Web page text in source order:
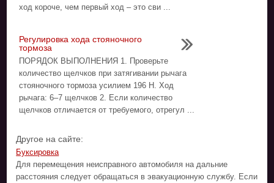
ход короче, чем первый ход – это сви ...
Регулировка хода стояночного
тормоза
ПОРЯДОК ВЫПОЛНЕНИЯ 1. Проверьте
количество щелчков при затягивании рычага
стояночного тормоза усилием 196 Н. Ход
рычага: 6–7 щелчков 2. Если количество
щелчков отличается от требуемого, отрегул ...
Другое на сайте:
Буксировка
Для перемещения неисправного автомобиля на дальние
расстояния следует обращаться в эвакуационную службу. Если